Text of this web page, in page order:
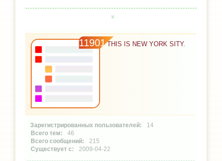
11901 THIS IS NEW YORK SITY.
14
46
215
2009-04-22